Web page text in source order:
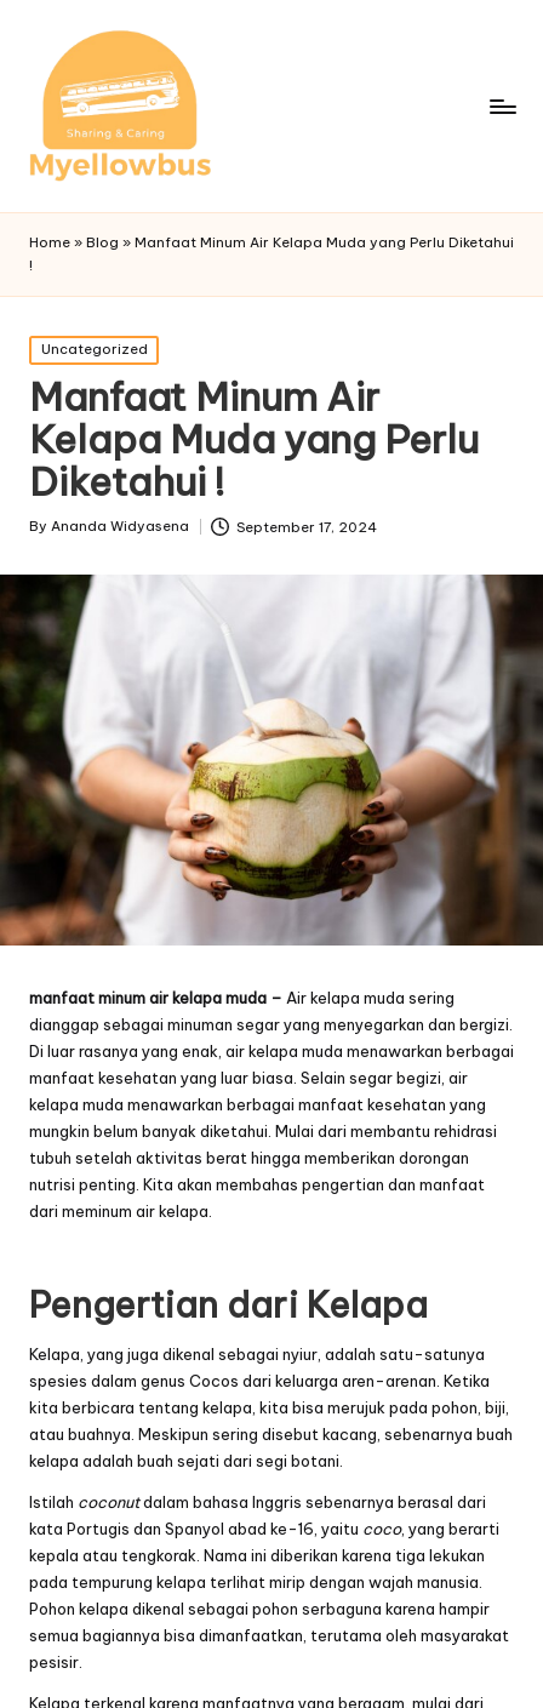
Home » Blog » Manfaat Minum Air Kelapa Muda yang Perlu Diketahui
!
Posted
in
Uncategorized
Manfaat Minum Air
Kelapa Muda yang Perlu
Diketahui !
Posted
By Ananda Widyasena September 17, 2024
manfaat minum air kelapa muda – Airkelapa muda sering
dianggap sebagai minuman segar yang menyegarkan dan bergizi.
Di luar rasanya yang enak, airkelapa muda menawarkan berbagai
manfaat kesehatan yang luar biasa. Selain segar begizi, air
kelapa muda menawarkan berbagai manfaat kesehatan yang
mungkin belum banyak diketahui. Mulai dari membantu rehidrasi
tubuh setelah aktivitas berat hingga memberikan dorongan
nutrisi penting. Kita akan membahas pengertian dan manfaat
dari meminum air kelapa.
Pengertian dari Kelapa
Kelapa, yang juga dikenal sebagai nyiur, adalah satu-satunya
spesies dalam genus Cocos dari keluarga aren-arenan. Ketika
kita berbicara tentang kelapa, kita bisa merujuk pada pohon, biji,
atau buahnya. Meskipun sering disebut kacang, sebenarnya buah
kelapa adalah buah sejati dari segi botani.
Istilah coconutdalam bahasa Inggris sebenarnya berasal dari
kata Portugis dan Spanyol abad ke-16, yaitu coco, yang berarti
kepala atau tengkorak. Nama ini diberikan karena tiga lekukan
pada tempurung kelapa terlihat mirip dengan wajah manusia.
Pohon kelapa dikenal sebagai pohon serbaguna karena hampir
semua bagiannya bisa dimanfaatkan, terutama oleh masyarakat
pesisir.
Kelapa terkenal karena manfaatnya yang beragam, mulai dari